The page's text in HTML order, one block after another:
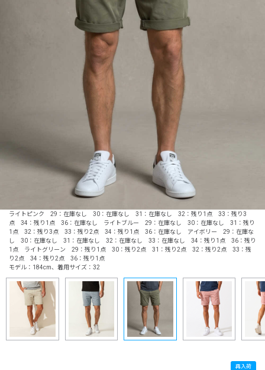
ライトピンク 29：在庫なし 30：在庫なし 31：在庫なし 32：残り1点 33：残り3
点 34：残り1点 36：在庫なし ライトブルー 29：在庫なし 30：在庫なし 31：残り
1点 32：残り3点 33：残り2点 34：残り1点 36：在庫なし アイボリー 29：在庫な
し 30：在庫なし 31：在庫なし 32：在庫なし 33：在庫なし 34：残り1点 36：残り
1点 ライトグリーン 29：残り1点 30：残り2点 31：残り2点 32：残り2点 33：残
り2点 34：残り2点 36：残り1点
モデル：184cm、着用サイズ：32
再入荷